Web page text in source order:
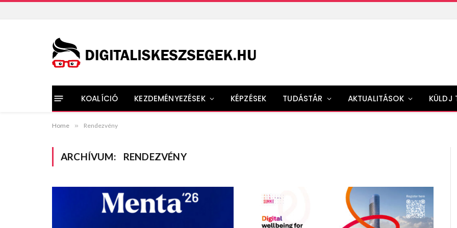
KOALÍCIÓ KEZDEMÉNYEZÉSEK KÉPZÉSEK TUDÁSTÁR AKTUALITÁSOK KÜLDJ
Home » Rendezvény
ARCHÍVUM: RENDEZVÉNY